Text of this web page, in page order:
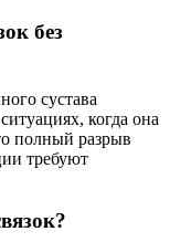
без
сустава
когда она
полный разрыв
требуют